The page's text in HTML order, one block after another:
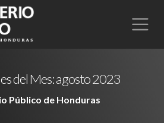
del Mes:agosto 2023
Público de Honduras